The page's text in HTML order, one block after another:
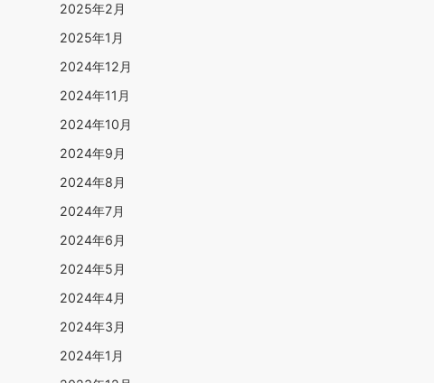
2025年2月
2025年1月
2024年12月
2024年11月
2024年10月
2024年9月
2024年8月
2024年7月
2024年6月
2024年5月
2024年4月
2024年3月
2024年1月